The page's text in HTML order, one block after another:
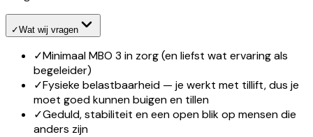
✓Wat wij vragen
✓Minimaal MBO 3 in zorg (en liefst wat ervaring als
begeleider)
✓Fysieke belastbaarheid — je werkt met tillift, dus je
moet goed kunnen buigen en tillen
✓Geduld, stabiliteit en een open blik op mensen die
anders zijn